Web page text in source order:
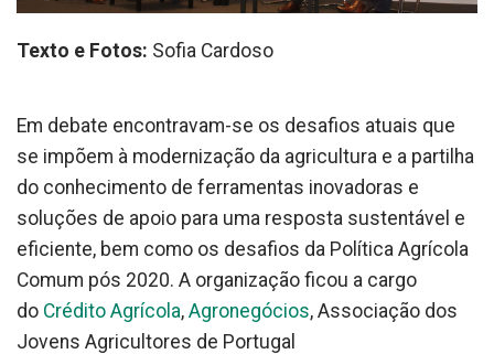
Texto e Fotos: Sofia Cardoso
Em debate encontravam-se os desafios atuais que
se impõem à modernização da agricultura e a partilha
do conhecimento de ferramentas inovadoras e
soluções de apoio para uma resposta sustentável e
eficiente, bem como os desafios da Política Agrícola
Comum pós 2020. A organização ficou a cargo
do Crédito Agrícola, Agronegócios, Associação dos
Jovens Agricultores de Portugal